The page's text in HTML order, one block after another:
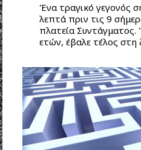
Ένα τραγικό γεγονός
λεπτά πριν τις 9
πλατεία
ετών, έβαλε τέλος στη